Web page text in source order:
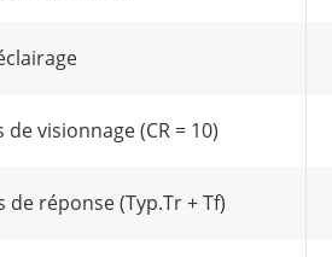
de visionnage (CR = 10)
de réponse (Typ.Tr + Tf)